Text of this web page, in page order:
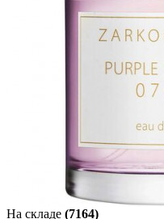
На складе (7164)